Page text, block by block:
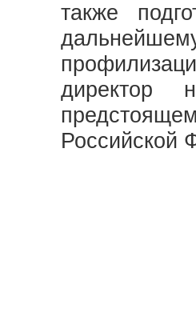
также
директор
Российской